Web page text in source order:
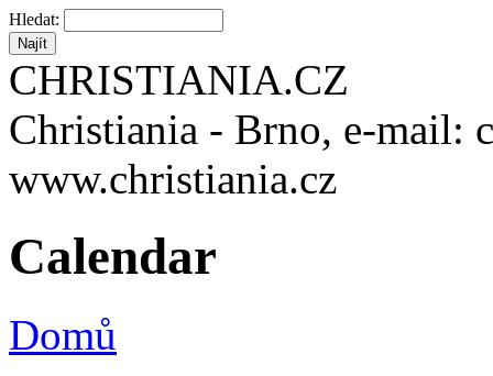
Hledat:
CHRISTIANIA.CZ
Christiania - Brno, e-mail:
www.christiania.cz
Calendar
Domů